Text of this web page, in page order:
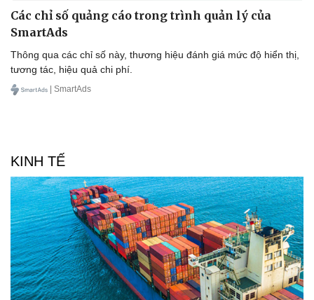
Các chỉ số quảng cáo trong trình quản lý của
SmartAds
Thông qua các chỉ số này, thương hiệu đánh giá mức độ hiển thị,
tương tác, hiệu quả chi phí.
| SmartAds
KINH TẾ